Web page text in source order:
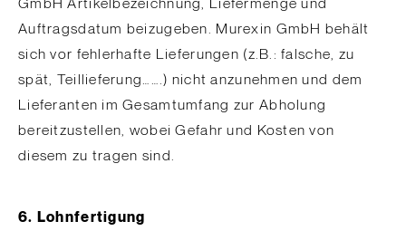
GmbH Artikelbezeichnung, Liefermenge und
Auftragsdatum beizugeben. Murexin GmbH behält
sich vor fehlerhafte Lieferungen (z.B.: falsche, zu
spät, Teillieferung…….) nicht anzunehmen und dem
Lieferanten im Gesamtumfang zur Abholung
bereitzustellen, wobei Gefahr und Kosten von
diesem zu tragen sind.
6. Lohnfertigung